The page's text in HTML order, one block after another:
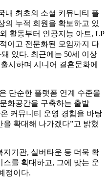
내 최초의 소셜 커뮤니티 플
의 누적 회원을 확보하고 있
활동부터 인공지능 아트, LP
이고 전문화된 모임까지 다
있다. 최근에는 50세 이상
시하며 시니어 결혼문화에
단순한 플랫폼 연계 수준을
화공간을 구축하는 출발
커뮤니티 운영 경험을 바탕
확대해 나가겠다”고 밝혔
기관, 실버타운 등 더욱 확
를 확대하고, 그에 맞는 운
정이다.